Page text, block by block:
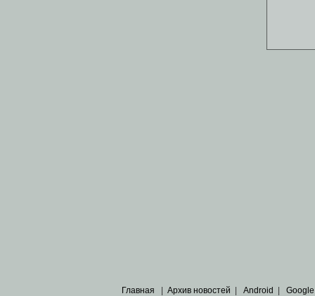
Главная Архив новостей Android Google